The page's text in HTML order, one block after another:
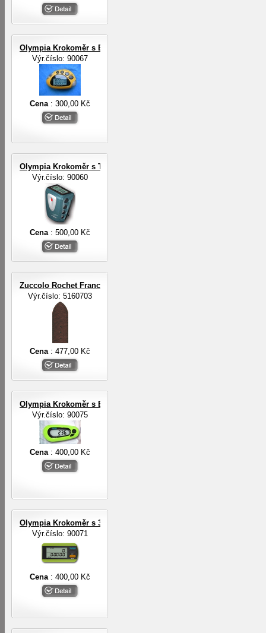
Olympia Krokoměr s EL osvětlením
Výr.číslo: 90067
Cena : 300,00 Kč
Olympia Krokoměr s TF senzorem
Výr.číslo: 90060
Cena : 500,00 Kč
Zuccolo Rochet Francie ZRC ROCHET
Výr.číslo: 5160703
Cena : 477,00 Kč
Olympia Krokoměr s EL osvětlením
Výr.číslo: 90075
Cena : 400,00 Kč
Olympia Krokoměr s 3-D digit.senzorem a EL osvětlením
Výr.číslo: 90071
Cena : 400,00 Kč